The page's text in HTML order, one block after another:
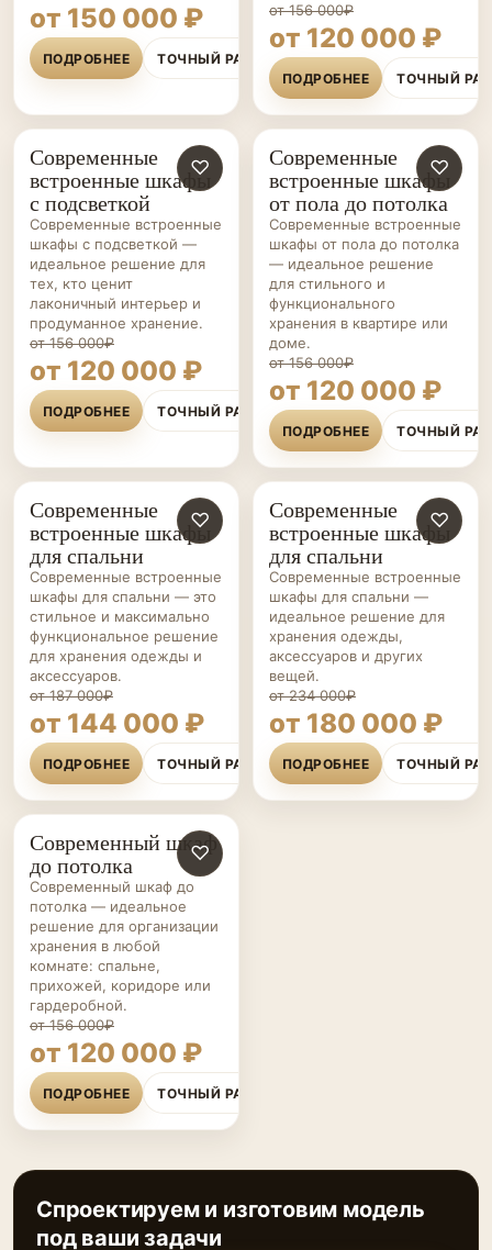
от 150 000 ₽
ПОДРОБНЕЕ ТОЧНЫЙ РАСЧЁТ
от 156 000₽
от 120 000 ₽
ПОДРОБНЕЕ ТОЧНЫЙ
ШКАФЫ НА ЗАКАЗ ♡
Современные
встроенные шкафы
с подсветкой
Современные встроенные
шкафы с подсветкой —
идеальное решение для
тех, кто ценит
лаконичный интерьер и
продуманное хранение.
от 156 000₽
от 120 000 ₽
ПОДРОБНЕЕ ТОЧНЫЙ РАСЧЁТ
ШКАФЫ НА ЗАКАЗ ♡
Современные
встроенные шкафы
от пола до потолка
Современные встроенные
шкафы от пола до потолка
— идеальное решение
для стильного и
функционального
хранения в квартире или
доме.
от 156 000₽
от 120 000 ₽
ПОДРОБНЕЕ ТОЧНЫЙ
ШКАФЫ НА ЗАКАЗ ♡
Современные
встроенные шкафы
для спальни
Современные встроенные
шкафы для спальни — это
стильное и максимально
функциональное решение
для хранения одежды и
аксессуаров.
от 187 000₽
от 144 000 ₽
ПОДРОБНЕЕ ТОЧНЫЙ РАСЧЁТ
ГАРДЕРОБНЫЕ НА ЗАКАЗ
♡
Современные
встроенные шкафы
для спальни
Современные встроенные
шкафы для спальни —
идеальное решение для
хранения одежды,
аксессуаров и других
вещей.
от 234 000₽
от 180 000 ₽
ПОДРОБНЕЕ ТОЧНЫЙ
ШКАФЫ НА ЗАКАЗ ♡
Современный шкаф
до потолка
Современный шкаф до
потолка — идеальное
решение для организации
хранения в любой
комнате: спальне,
прихожей, коридоре или
гардеробной.
от 156 000₽
от 120 000 ₽
ПОДРОБНЕЕ ТОЧНЫЙ РАСЧЁТ
Спроектируем и изготовим модель
под ваши задачи